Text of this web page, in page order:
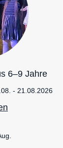
6–9 Jahre
- 21.08.2026